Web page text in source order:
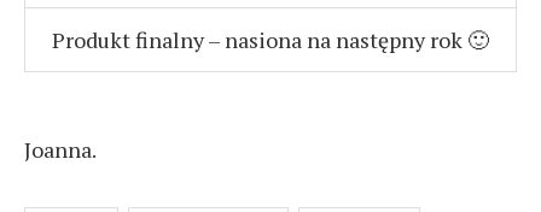
Produkt finalny – nasiona na następny rok 🙂
Joanna.